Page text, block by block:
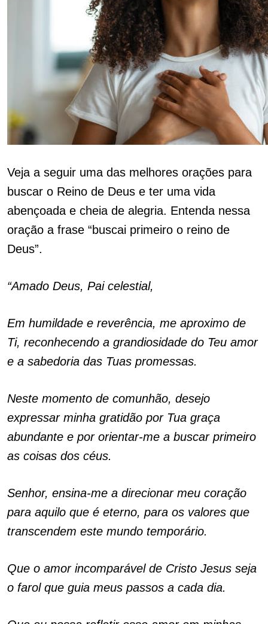
Veja a seguir uma das melhores orações para
buscar o Reino de Deus e ter uma vida
abençoada e cheia de alegria. Entenda nessa
oração a frase “buscai primeiro o reino de
Deus”.
“Amado Deus, Pai celestial,
Em humildade e reverência, me aproximo de
Ti, reconhecendo a grandiosidade do Teu amor
e a sabedoria das Tuas promessas.
Neste momento de comunhão, desejo
expressar minha gratidão por Tua graça
abundante e por orientar-me a buscar primeiro
as coisas dos céus.
Senhor, ensina-me a direcionar meu coração
para aquilo que é eterno, para os valores que
transcendem este mundo temporário.
Que o amor incomparável de Cristo Jesus seja
o farol que guia meus passos a cada dia.